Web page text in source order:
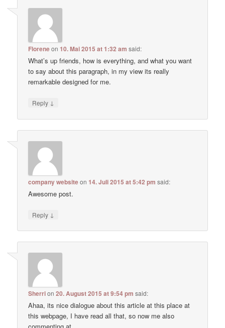
Floreneon10. Mai 2015 at 1:32 am said:
What’s up friends, how is everything, and what you want
to say about this paragraph, in my view its really
remarkable designed for me.
Reply ↓
company websiteon14. Juli 2015 at 5:42 pm said:
Awesome post.
Reply ↓
Sherrion20. August 2015 at 9:54 pm said:
Ahaa, its nice dialogue about this article at this place at
this webpage, I have read all that, so now me also